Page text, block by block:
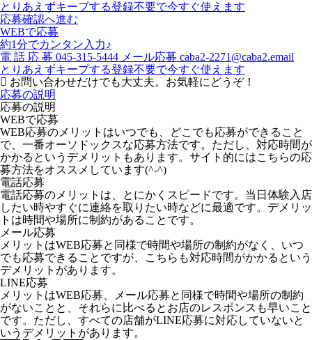
とりあえずキープする登録不要で今すぐ使えます
応募確認へ進む
WEBで応募
約1分でカンタン入力♪
電 話 応 募 045-315-5444 メール応募 caba2-2271@caba2.email
とりあえずキープする登録不要で今すぐ使えます
お問い合わせだけでも大丈夫。お気軽にどうぞ！
応募の説明
応募の説明
WEBで応募
WEB応募のメリットはいつでも、どこでも応募ができること
で、一番オーソドックスな応募方法です。ただし、対応時間が
かかるというデメリットもあります。サイト的にはこちらの応
募方法をオススメしています(^-^)
電話応募
電話応募のメリットは、とにかくスピードです。当日体験入店
したい時やすぐに連絡を取りたい時などに最適です。デメリッ
トは時間や場所に制約があることです。
メール応募
メリットはWEB応募と同様で時間や場所の制約がなく、いつ
でも応募できることですが、こちらも対応時間がかかるという
デメリットがあります。
LINE応募
メリットはWEB応募、メール応募と同様で時間や場所の制約
がないことと、それらに比べるとお店のレスポンスも早いこと
です。ただし、すべての店舗がLINE応募に対応していないと
いうデメリットがあります。